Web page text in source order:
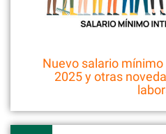
Nuevo salario
2025 y otras